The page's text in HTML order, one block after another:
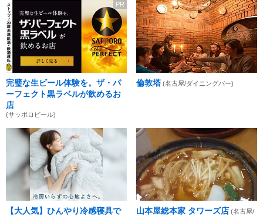
PR
完璧な生ビール体験を。ザ・パ
ーフェクト黒ラベルが飲めるお
店
(サッポロビール)
倫敦塔 (名古屋/ダイニングバー)
【大人気】ひんやり冷感寝具で
山本屋総本家 タワーズ店 (名古屋/